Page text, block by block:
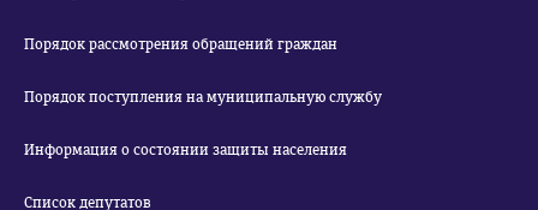
Порядок рассмотрения обращений граждан
Порядок поступления на муниципальную службу
Информация о состоянии защиты населения
Список депутатов